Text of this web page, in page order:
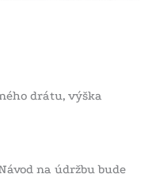
drátu, výška
na údržbu bude